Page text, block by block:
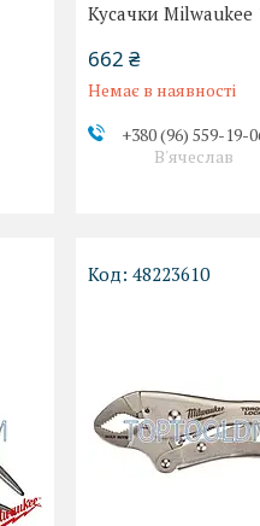
Кусачки
662 ₴
Немає в наявності
+380 (96) 559-19-
В'ячеслав
48223610